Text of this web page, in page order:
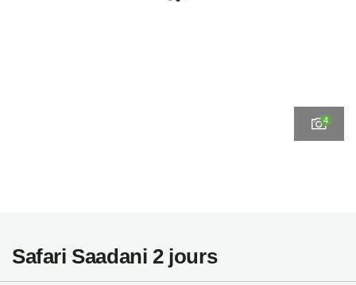
4
Safari Saadani 2 jours